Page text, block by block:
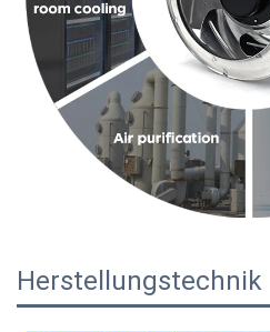
Herstellungstechnik